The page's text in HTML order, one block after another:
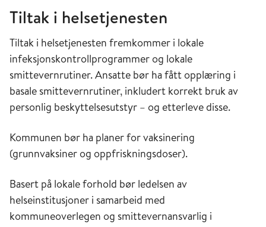
Tiltak i helsetjenesten
Tiltak i helsetjenesten fremkommer i lokale
infeksjonskontrollprogrammer og lokale
smittevernrutiner. Ansatte bør ha fått opplæring i
basale smittevernrutiner, inkludert korrekt bruk av
personlig beskyttelsesutstyr – og etterleve disse.
Kommunen bør ha planer for vaksinering
(grunnvaksiner og oppfriskningsdoser).
Basert på lokale forhold bør ledelsen av
helseinstitusjoner i samarbeid med
kommuneoverlegen og smittevernansvarlig i